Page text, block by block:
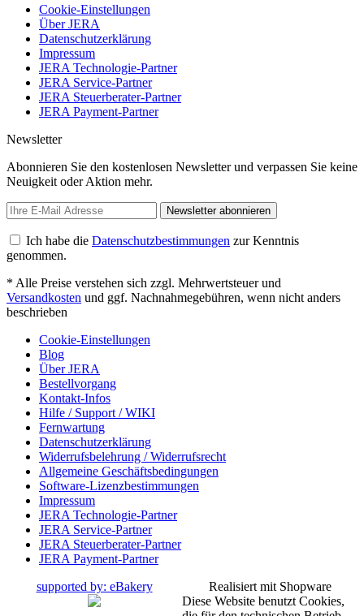
Cookie-Einstellungen
Über JERA
Datenschutzerklärung
Impressum
JERA Technologie-Partner
JERA Service-Partner
JERA Steuerberater-Partner
JERA Payment-Partner
Newsletter
Abonnieren Sie den kostenlosen Newsletter und verpassen Sie keine
Neuigkeit oder Aktion mehr.
Newsletter abonnieren
Ich habe die Datenschutzbestimmungen zur Kenntnis
genommen.
* Alle Preise verstehen sich zzgl. Mehrwertsteuer und
Versandkosten und ggf. Nachnahmegebühren, wenn nicht anders
beschrieben
Cookie-Einstellungen
Blog
Über JERA
Bestellvorgang
Kontakt-Infos
Hilfe / Support / WIKI
Fernwartung
Datenschutzerklärung
Widerrufsbelehrung / Widerrufsrecht
Allgemeine Geschäftsbedingungen
Software-Lizenzbestimmungen
Impressum
JERA Technologie-Partner
JERA Service-Partner
JERA Steuerberater-Partner
JERA Payment-Partner
supported by: eBakery
Realisiert mit Shopware
Diese Website benutzt Cookies,